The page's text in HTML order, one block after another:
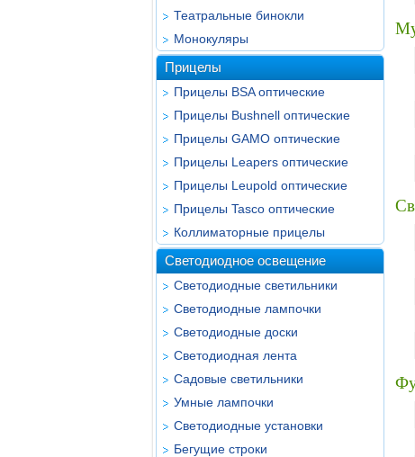
Театральные бинокли
Монокуляры
Прицелы
Прицелы BSA оптические
Прицелы Bushnell оптические
Прицелы GAMO оптические
Прицелы Leapers оптические
Прицелы Leupold оптические
Прицелы Tasco оптические
Коллиматорные прицелы
Светодиодное освещение
Светодиодные светильники
Светодиодные лампочки
Светодиодные доски
Светодиодная лента
Садовые светильники
Умные лампочки
Светодиодные установки
Бегущие строки